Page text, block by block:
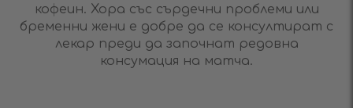
кофеин. Хора със сърдечни проблеми или
бременни жени е добре да се консултират с
лекар преди да започнат редовна
консумация на матча.